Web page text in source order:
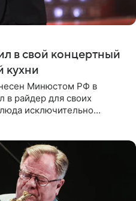
в свой концертный
кухни
Минюстом РФ в
в райдер для своих
исключительно